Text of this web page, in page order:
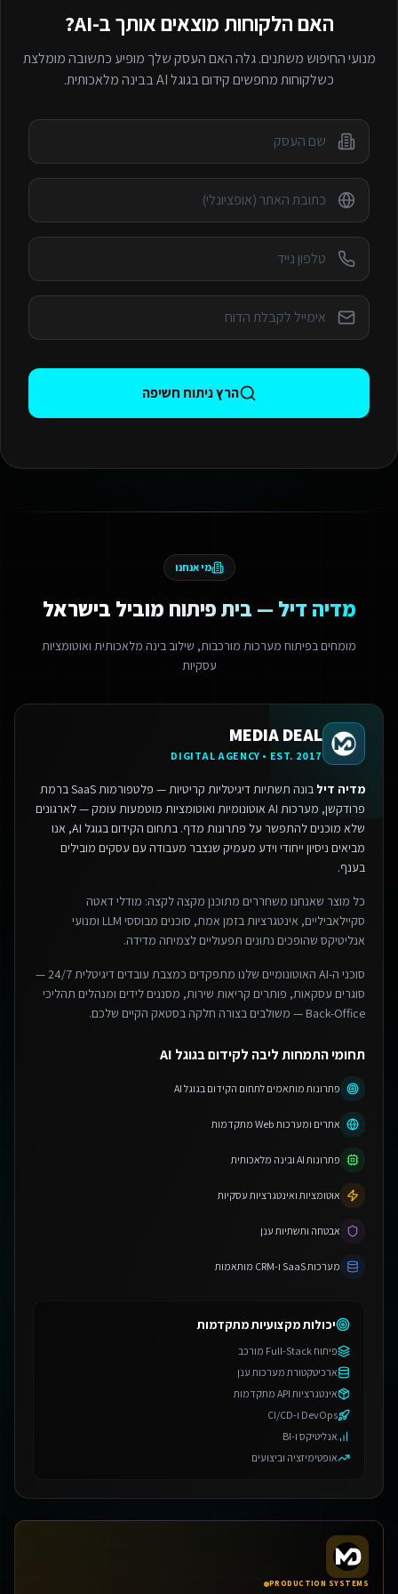
האם הלקוחות מוצאים אותך ב-AI?
מנועי החיפוש משתנים. גלה האם העסק שלך מופיע כתשובה מומלצת
כשלקוחות מחפשיםקידום בגוגל AI בבינה מלאכותית.
הרץ ניתוח חשיפה
מי אנחנו
מדיה דיל — בית פיתוח מוביל בישראל
מומחים בפיתוח מערכות מורכבות, שילוב בינה מלאכותית ואוטומציות
עסקיות
MEDIA DEAL
DIGITAL AGENCY • EST. 2017
מדיה דיל
בונה תשתיות דיגיטליות קריטיות — פלטפורמות SaaS ברמת
פרודקשן, מערכות AI אוטונומיות ואוטומציות מוטמעות עומק — לארגונים
שלא מוכנים להתפשר על פתרונות מדף.
בתחום הקידום בגוגל AI, אנו
מביאים ניסיון ייחודי וידע מעמיק שנצבר מעבודה עם עסקים מובילים
בענף.
כל מוצר שאנחנו משחררים מתוכנן מקצה לקצה: מודלי דאטה
סקיילאביליים, אינטגרציות בזמן אמת, סוכנים מבוססי LLM ומנועי
אנליטיקס שהופכים נתונים תפעוליים לצמיחה מדידה.
סוכני ה-AI האוטונומיים שלנו מתפקדים כמצבת עובדים דיגיטלית 24/7 —
סוגרים עסקאות, פותרים קריאות שירות, מסננים לידים ומנהלים תהליכי
Back-Office — משולבים בצורה חלקה בסטאק הקיים שלכם.
תחומי התמחות ליבה לקידום בגוגל AI
פתרונות מותאמים לתחום הקידום בגוגל AI
אתרים ומערכות Web מתקדמות
פתרונות AI ובינה מלאכותית
אוטומציות ואינטגרציות עסקיות
אבטחה ותשתיות ענן
מערכות SaaS ו-CRM מותאמות
יכולות מקצועיות מתקדמות
פיתוח Full-Stack מורכב
ארכיטקטורת מערכות ענן
אינטגרציות API מתקדמות
DevOps ו-CI/CD
אנליטיקס ו-BI
אופטימיזציה וביצועים
PRODUCTION SYSTEMS